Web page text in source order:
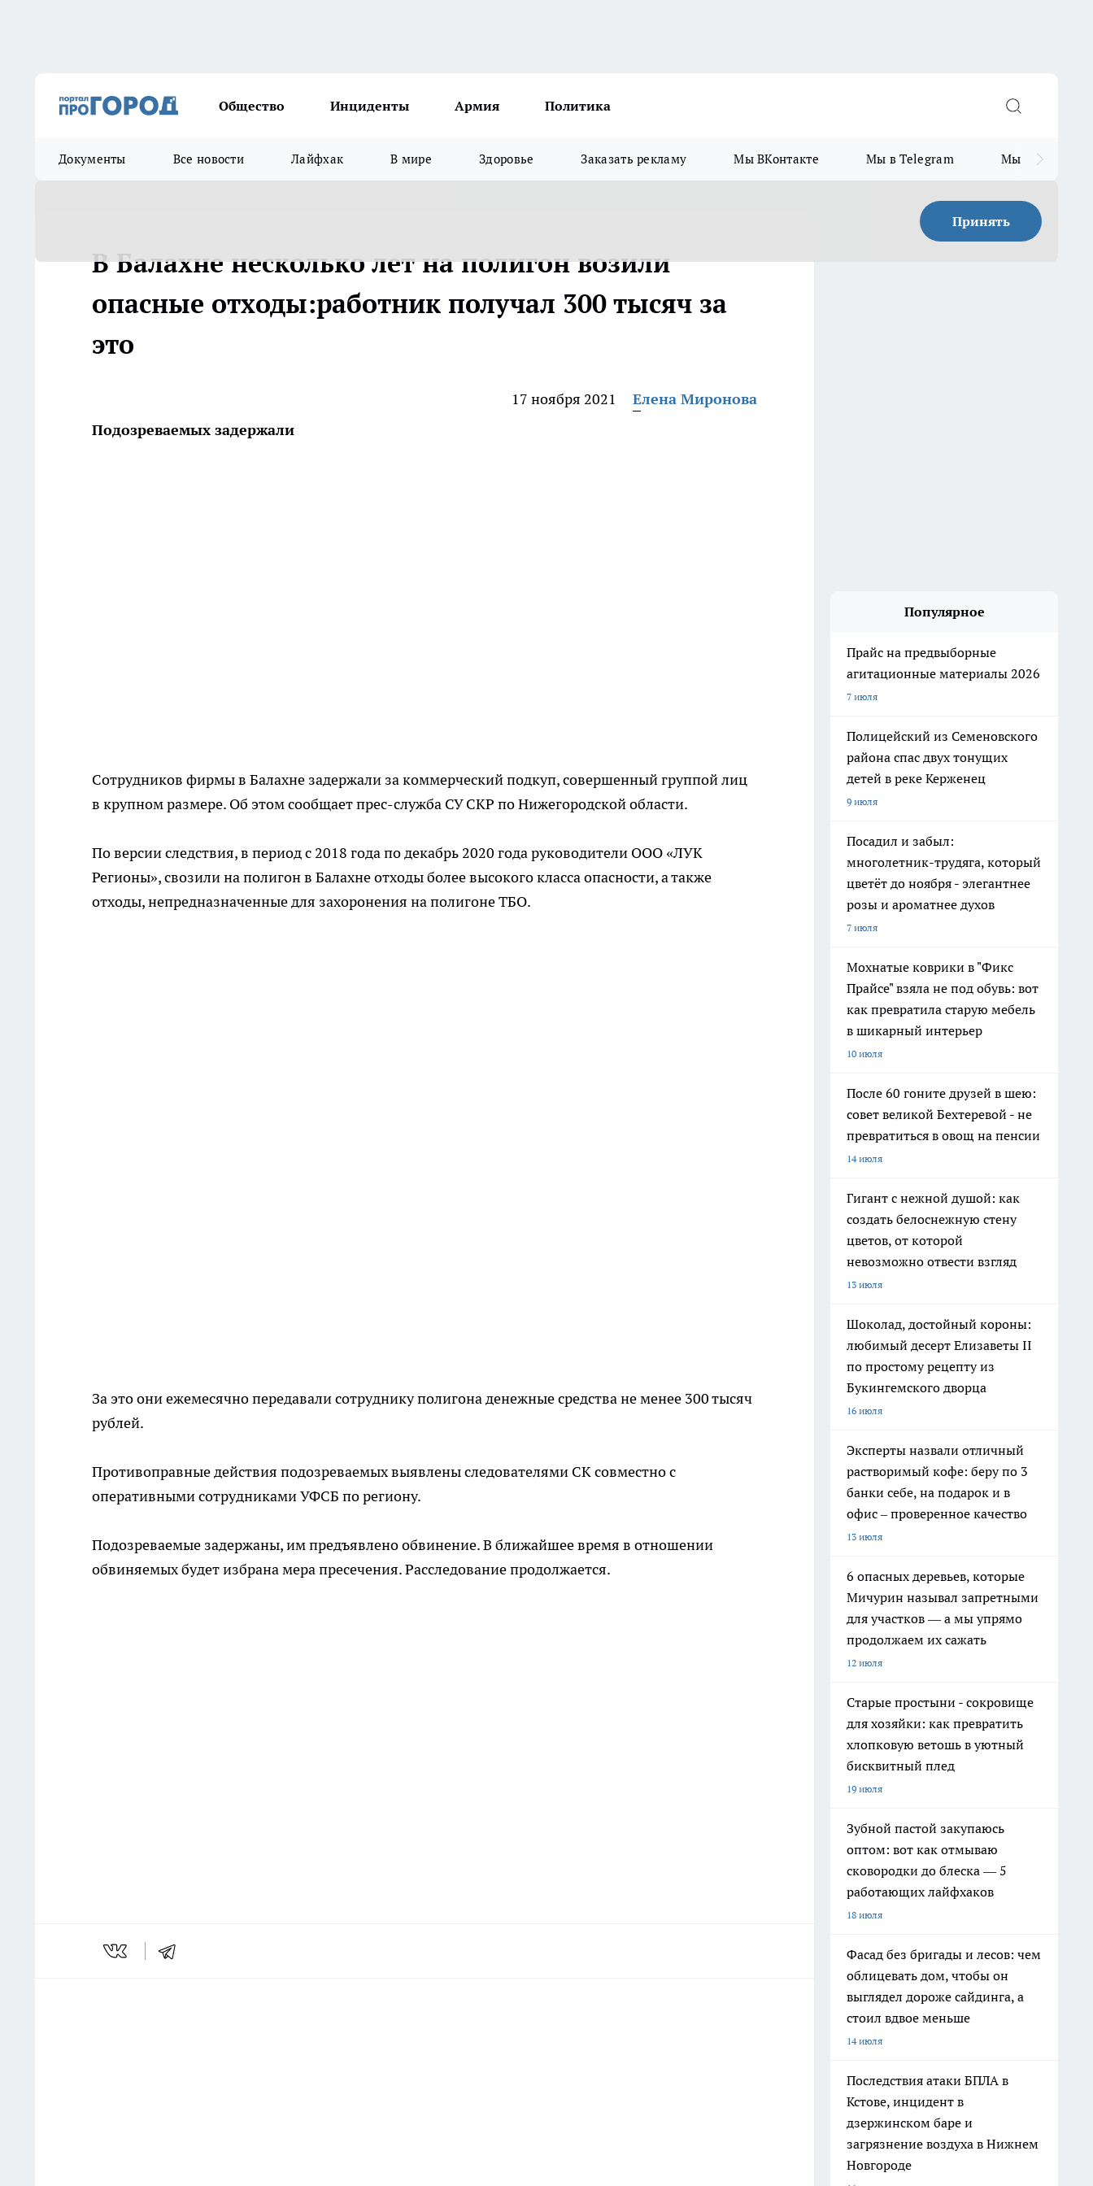
Общество Инциденты Армия Политика
Документы Все новости Лайфхак В мире Здоровье Заказать рекламу Мы ВКонтакте Мы в Telegram Мы в MAX
Принять
В Балахне несколько лет на полигон возили
опасные отходы:работник получал 300 тысяч за
это
17 ноября 2021
Елена Миронова
Подозреваемых задержали
Сотрудников фирмы в Балахне задержали за коммерческий подкуп, совершенный группой лиц
в крупном размере. Об этом сообщает прес-служба СУ СКР по Нижегородской области.
По версии следствия, в период с 2018 года по декабрь 2020 года руководители ООО «ЛУК
Регионы», свозили на полигон в Балахне отходы более высокого класса опасности, а также
отходы, непредназначенные для захоронения на полигоне ТБО.
За это они ежемесячно передавали сотруднику полигона денежные средства не менее 300 тысяч
рублей.
Противоправные действия подозреваемых выявлены следователями СК совместно с
оперативными сотрудниками УФСБ по региону.
Подозреваемые задержаны, им предъявлено обвинение. В ближайшее время в отношении
обвиняемых будет избрана мера пресечения. Расследование продолжается.
Популярное
Прайс на предвыборные
агитационные материалы 2026
7 июля
Полицейский из Семеновского
района спас двух тонущих
детей в реке Керженец
9 июля
Посадил и забыл:
многолетник-трудяга, который
цветёт до ноября - элегантнее
розы и ароматнее духов
7 июля
Мохнатые коврики в "Фикс
Прайсе" взяла не под обувь: вот
как превратила старую мебель
в шикарный интерьер
10 июля
После 60 гоните друзей в шею:
совет великой Бехтеревой - не
превратиться в овощ на пенсии
14 июля
Гигант с нежной душой: как
создать белоснежную стену
цветов, от которой
невозможно отвести взгляд
13 июля
Шоколад, достойный короны:
любимый десерт Елизаветы II
по простому рецепту из
Букингемского дворца
16 июля
Эксперты назвали отличный
растворимый кофе: беру по 3
банки себе, на подарок и в
офис – проверенное качество
13 июля
6 опасных деревьев, которые
Мичурин называл запретными
для участков — а мы упрямо
продолжаем их сажать
12 июля
Старые простыни - сокровище
для хозяйки: как превратить
хлопковую ветошь в уютный
бисквитный плед
19 июля
Зубной пастой закупаюсь
оптом: вот как отмываю
сковородки до блеска — 5
работающих лайфхаков
18 июля
Фасад без бригады и лесов: чем
облицевать дом, чтобы он
выглядел дороже сайдинга, а
стоил вдвое меньше
14 июля
Последствия атаки БПЛА в
Кстове, инцидент в
дзержинском баре и
загрязнение воздуха в Нижнем
Новгороде